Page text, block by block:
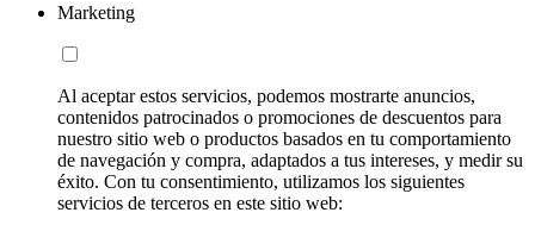
Marketing
Al aceptar estos servicios, podemos mostrarte anuncios,
contenidos patrocinados o promociones de descuentos para
nuestro sitio web o productos basados en tu comportamiento
de navegación y compra, adaptados a tus intereses, y medir su
éxito. Con tu consentimiento, utilizamos los siguientes
servicios de terceros en este sitio web: